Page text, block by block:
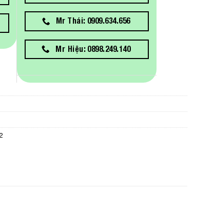
Mr Thái: 0909.634.656
Mr Hiệu: 0898.249.140